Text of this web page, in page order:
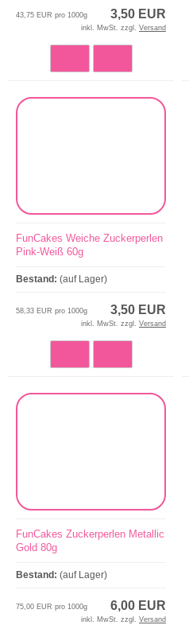
3,50 EUR
43,75 EUR pro 1000g
inkl. MwSt. zzgl. Versand
FunCakes Weiche Zuckerperlen
Pink-Weiß 60g
Bestand: (auf Lager)
3,50 EUR
58,33 EUR pro 1000g
inkl. MwSt. zzgl. Versand
FunCakes Zuckerperlen Metallic
Gold 80g
Bestand: (auf Lager)
6,00 EUR
75,00 EUR pro 1000g
inkl. MwSt. zzgl. Versand